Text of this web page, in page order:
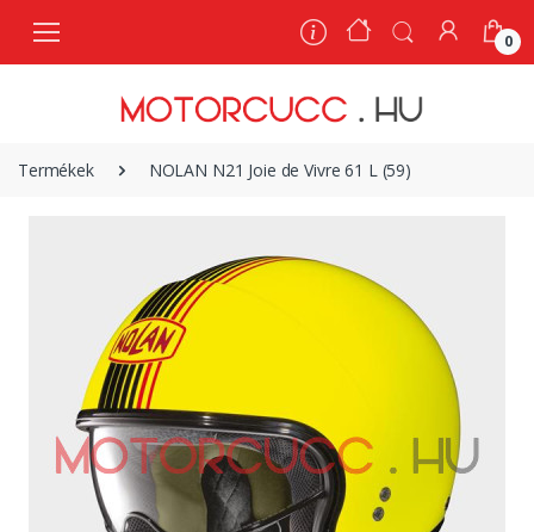
0
Termékek NOLAN N21 Joie de Vivre 61 L (59)
0